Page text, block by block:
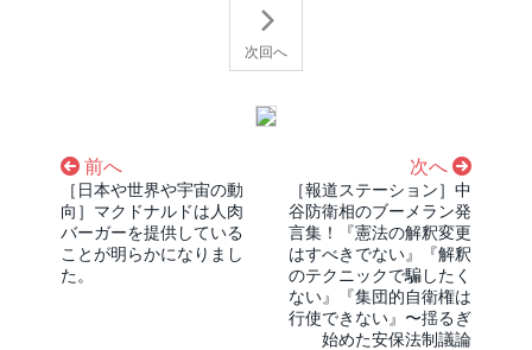
次回へ
前へ
［日本や世界や宇宙の動
向］マクドナルドは人肉
バーガーを提供している
ことが明らかになりまし
た。
次へ
［報道ステーション］中
谷防衛相のブーメラン発
言集！『憲法の解釈変更
はすべきでない』『解釈
のテクニックで騙したく
ない』『集団的自衛権は
行使できない』〜揺るぎ
始めた安保法制議論